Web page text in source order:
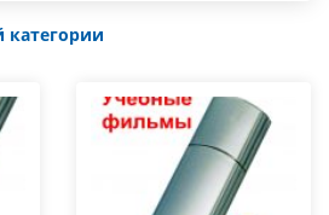
категории